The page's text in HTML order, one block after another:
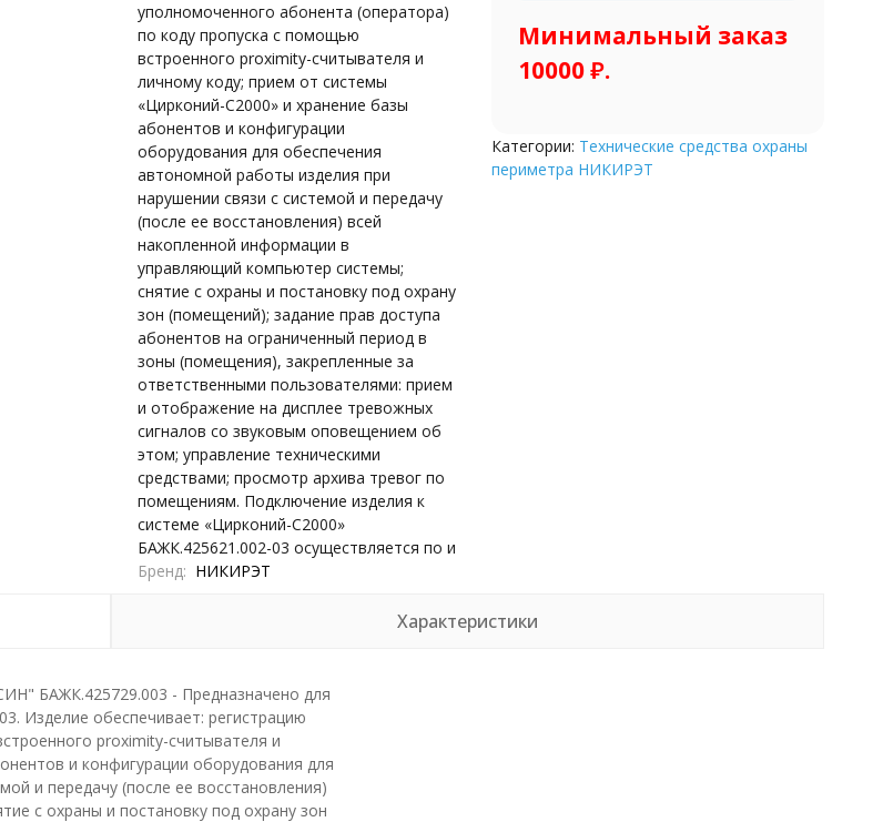
уполномоченного абонента (оператора)
по коду пропуска с помощью
встроенного proximity-считывателя и
личному коду; прием от системы
«Цирконий-С2000» и хранение базы
абонентов и конфигурации
оборудования для обеспечения
автономной работы изделия при
нарушении связи с системой и передачу
(после ее восстановления) всей
накопленной информации в
управляющий компьютер системы;
снятие с охраны и постановку под охрану
зон (помещений); задание прав доступа
абонентов на ограниченный период в
зоны (помещения), закрепленные за
ответственными пользователями: прием
и отображение на дисплее тревожных
сигналов со звуковым оповещением об
этом; управление техническими
средствами; просмотр архива тревог по
помещениям. Подключение изделия к
системе «Цирконий-С2000»
БАЖК.425621.002-03 осуществляется по и
Бренд
НИКИРЭТ
Минимальный заказ
10000 ₽.
Категории: Технические средства охраны
периметра НИКИРЭТ
Характеристики
БАЖК.425729.003 - Предназначено для
Изделие обеспечивает: регистрацию
proximity-считывателя и
и конфигурации оборудования для
и передачу (после ее восстановления)
с охраны и постановку под охрану зон